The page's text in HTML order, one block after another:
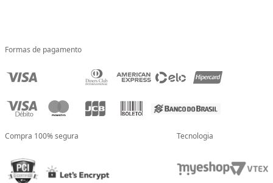
Formas de pagamento
Compra 100% segura Tecnologia